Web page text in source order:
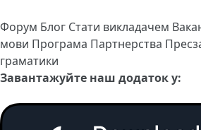
Форум Блог Стати викладачем
мови Програма Партнерства
граматики
Завантажуйте наш додаток у: